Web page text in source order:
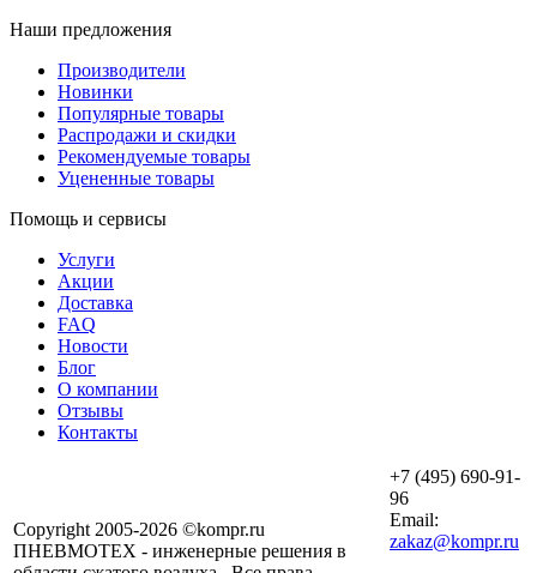
Наши предложения
Производители
Новинки
Популярные товары
Распродажи и скидки
Рекомендуемые товары
Уцененные товары
Помощь и сервисы
Услуги
Акции
Доставка
FAQ
Новости
Блог
О компании
Отзывы
Контакты
Copyright 2005-2026 ©kompr.ru
ПНЕВМОТЕХ - инженерные решения в
+7 (495) 690-91-
96
Email:
zakaz@kompr.ru